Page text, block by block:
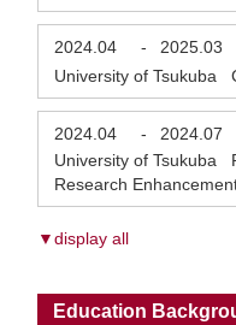
2024.04 -
2025.03
University of Tsukuba
2024.04 -
2024.07
University of Tsukuba
Research
▼display all
Education